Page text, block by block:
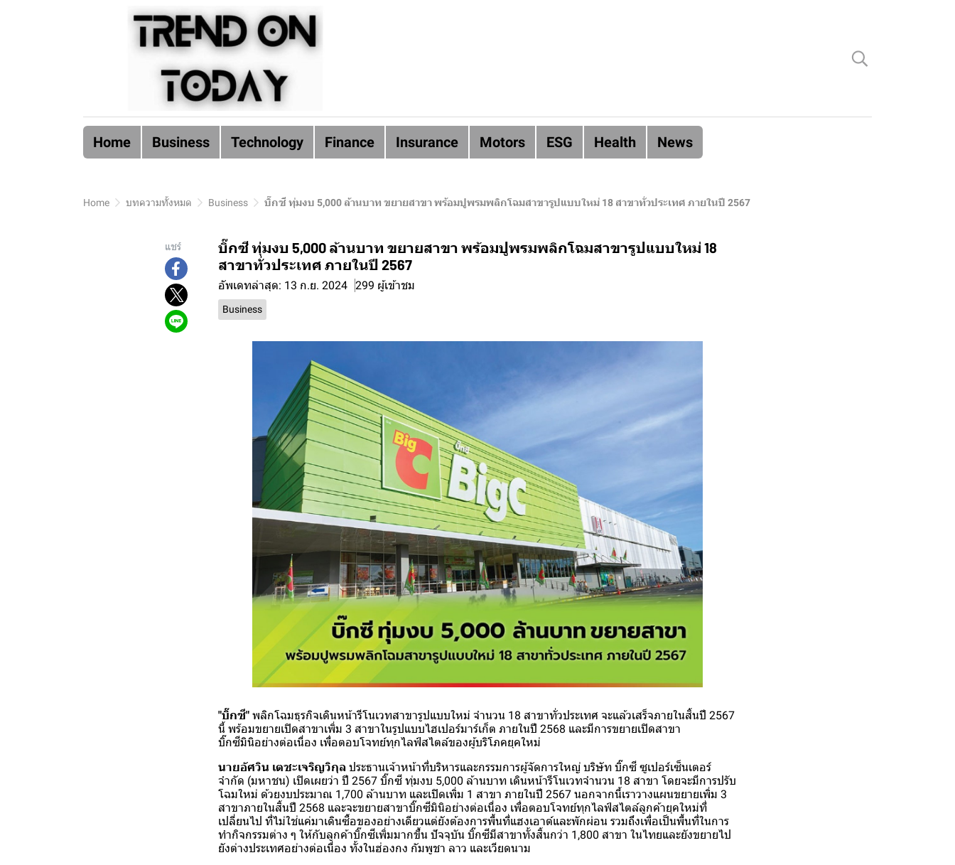
Home Business Technology Finance Insurance Motors ESG Health News
Home บทความทั้งหมด Business บิ๊กซี ทุ่มงบ 5,000 ล้านบาท ขยายสาขา พร้อมปูพรมพลิกโฉมสาขารูปแบบใหม่ 18 สาขาทั่วประเทศ ภายในปี 2567
แชร์
บิ๊กซี ทุ่มงบ 5,000 ล้านบาท ขยายสาขา พร้อมปูพรมพลิกโฉมสาขารูปแบบใหม่ 18
สาขาทั่วประเทศ ภายในปี 2567
อัพเดทล่าสุด: 13 ก.ย. 2024 299 ผู้เข้าชม
Business
"บิ๊กซี" พลิกโฉมธุรกิจเดินหน้ารีโนเวทสาขารูปแบบใหม่ จำนวน 18 สาขาทั่วประเทศ จะแล้วเสร็จภายในสิ้นปี 2567
นี้ พร้อมขยายเปิดสาขาเพิ่ม 3 สาขาในรูปแบบไฮเปอร์มาร์เก็ต ภายในปี 2568 และมีการขยายเปิดสาขา
บิ๊กซีมินิอย่างต่อเนื่อง เพื่อตอบโจทย์ทุกไลฟ์สไตล์ของผู้บริโภคยุคใหม่
นายอัศวิน เตชะเจริญวิกุล ประธานเจ้าหน้าที่บริหารและกรรมการผู้จัดการใหญ่ บริษัท บิ๊กซี ซูเปอร์เซ็นเตอร์
จำกัด (มหาชน) เปิดเผยว่า ปี 2567 บิ๊กซี ทุ่มงบ 5,000 ล้านบาท เดินหน้ารีโนเวทจำนวน 18 สาขา โดยจะมีการปรับ
โฉมใหม่ ด้วยงบประมาณ 1,700 ล้านบาท และเปิดเพิ่ม 1 สาขา ภายในปี 2567 นอกจากนี้เราวางแผนขยายเพิ่ม 3
สาขาภายในสิ้นปี 2568 และจะขยายสาขาบิ๊กซีมินิอย่างต่อเนื่อง เพื่อตอบโจทย์ทุกไลฟ์สไตล์ลูกค้ายุคใหม่ที่
เปลี่ยนไป ที่ไม่ใช่แค่มาเดินซื้อของอย่างเดียวแต่ยังต้องการพื้นที่แฮงเอาต์และพักผ่อน รวมถึงเพื่อเป็นพื้นที่ในการ
ทำกิจกรรมต่าง ๆ ให้กับลูกค้าบิ๊กซีเพิ่มมากขึ้น ปัจจุบัน บิ๊กซีมีสาขาทั้งสิ้นกว่า 1,800 สาขา ในไทยและยังขยายไป
ยังต่างประเทศอย่างต่อเนื่อง ทั้งในฮ่องกง กัมพูชา ลาว และเวียดนาม